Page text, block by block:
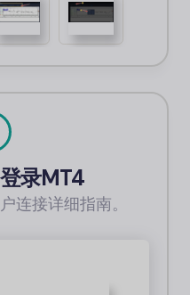
录MT4
连接详细指南。